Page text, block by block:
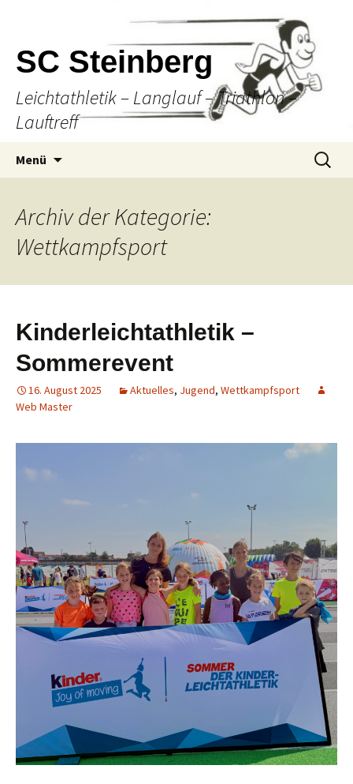
SC Steinberg
Leichtathletik – Langlauf – Triathlon –
Lauftreff
Menü
Suche
nach:
Archiv der Kategorie:
Wettkampfsport
Kinderleichtathletik –
Sommerevent
16. August 2025 Aktuelles, Jugend, Wettkampfsport
Web Master